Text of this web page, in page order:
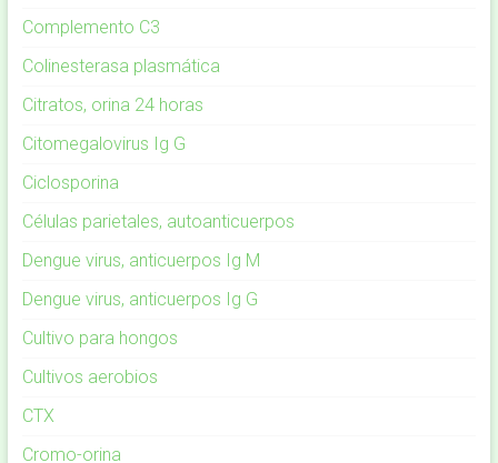
Complemento C3
Colinesterasa plasmática
Citratos, orina 24 horas
Citomegalovirus Ig G
Ciclosporina
Células parietales, autoanticuerpos
Dengue virus, anticuerpos Ig M
Dengue virus, anticuerpos Ig G
Cultivo para hongos
Cultivos aerobios
CTX
Cromo-orina